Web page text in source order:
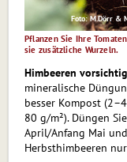
Foto: M.Dörr &
Pflanzen Sie Ihre
sie zusätzliche Wurzeln.
Himbeeren
mineralische
besser Kompost
80 g/m²). Düngen
April/Anfang Mai
Herbsthimbeeren